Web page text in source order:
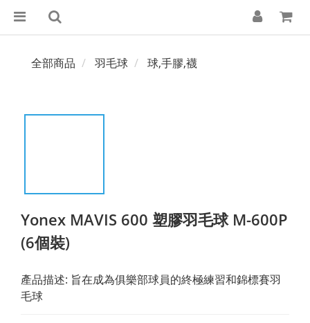
全部商品 羽毛球 球,手膠,襪
Yonex MAVIS 600 塑膠羽毛球 M-600P
(6個裝)
產品描述: 旨在成為俱樂部球員的終極練習和錦標賽羽
毛球